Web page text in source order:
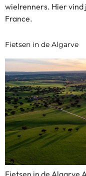
wielrenners. Hier vind
France.
Fietsen in de Algarve